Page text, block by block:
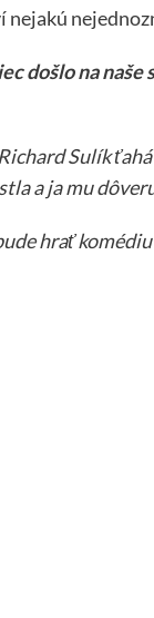
nejakú
došlo na naše
Sulík
a ja mu
hrať